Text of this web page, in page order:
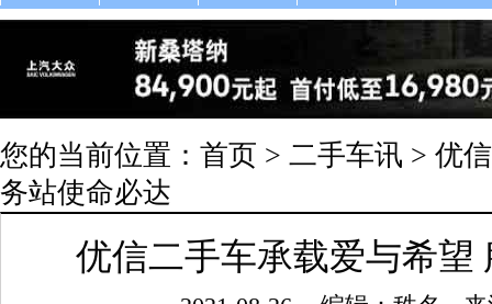
您的当前位置： 首页 > 二手车讯 > 优
务站使命必达
优信二手车承载爱与希望